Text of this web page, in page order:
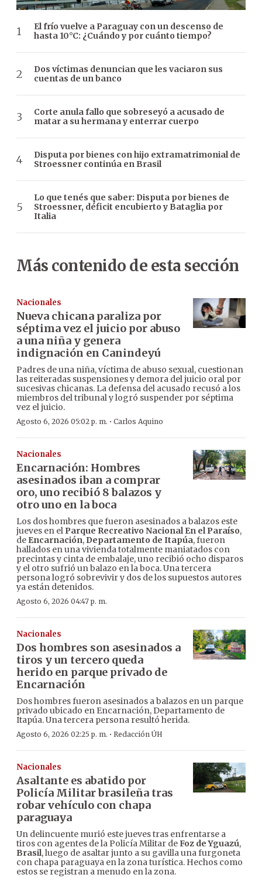
El frío vuelve a Paraguay con un descenso de
hasta 10°C: ¿Cuándo y por cuánto tiempo?
Dos víctimas denuncian que les vaciaron sus
cuentas de un banco
Corte anula fallo que sobreseyó a acusado de
matar a su hermana y enterrar cuerpo
Disputa por bienes con hijo extramatrimonial de
Stroessner continúa en Brasil
Lo que tenés que saber: Disputa por bienes de
Stroessner, déficit encubierto y Bataglia por
Italia
Más contenido de esta sección
Nacionales
Nueva chicana paraliza por
séptima vez el juicio por abuso
a una niña y genera
indignación en Canindeyú
Padres de una niña, víctima de abuso sexual, cuestionan
las reiteradas suspensiones y demora del juicio oral por
sucesivas chicanas. La defensa del acusado recusó a los
miembros del tribunal y logró suspender por séptima
vez el juicio.
Agosto 6, 2026 05:02 p. m. · Carlos Aquino
Nacionales
Encarnación: Hombres
asesinados iban a comprar
oro, uno recibió 8 balazos y
otro uno en la boca
Los dos hombres que fueron asesinados a balazos este
jueves en el Parque Recreativo Nacional En el Paraíso,
de Encarnación, Departamento de Itapúa, fueron
hallados en una vivienda totalmente maniatados con
precintas y cinta de embalaje, uno recibió ocho disparos
y el otro sufrió un balazo en la boca. Una tercera
persona logró sobrevivir y dos de los supuestos autores
ya están detenidos.
Agosto 6, 2026 04:47 p. m.
Nacionales
Dos hombres son asesinados a
tiros y un tercero queda
herido en parque privado de
Encarnación
Dos hombres fueron asesinados a balazos en un parque
privado ubicado en Encarnación, Departamento de
Itapúa. Una tercera persona resultó herida.
Agosto 6, 2026 02:25 p. m. · Redacción ÚH
Nacionales
Asaltante es abatido por
Policía Militar brasileña tras
robar vehículo con chapa
paraguaya
Un delincuente murió este jueves tras enfrentarse a
tiros con agentes de la Policía Militar deFoz de Yguazú,
Brasil, luego de asaltar junto a su gavilla una furgoneta
con chapa paraguaya en la zona turística. Hechos como
estos se registran a menudo en la zona.